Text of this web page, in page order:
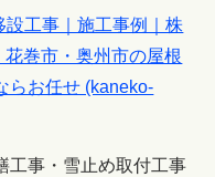
工事｜施工事例｜株
巻市・奥州市の屋根
らお任せ (kaneko-
工事・雪止め取付工事